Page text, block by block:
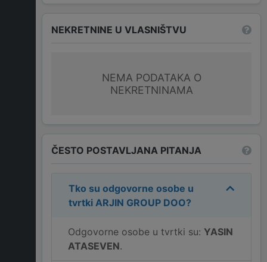
NEKRETNINE U VLASNIŠTVU
NEMA PODATAKA O
NEKRETNINAMA
ČESTO POSTAVLJANA PITANJA
Tko su odgovorne osobe u
tvrtki ARJIN GROUP DOO?
Odgovorne osobe u tvrtki su: YASIN
ATASEVEN.